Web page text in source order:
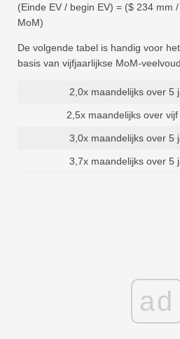
(Einde EV / begin EV) = ($ 234 mm
MoM)
De volgende tabel is handig voor
basis van vijfjaarlijkse MoM-
2,0x maandelijks over 5
2,5x maandelijks over
3,0x maandelijks over 5
3,7x maandelijks over 5
ad